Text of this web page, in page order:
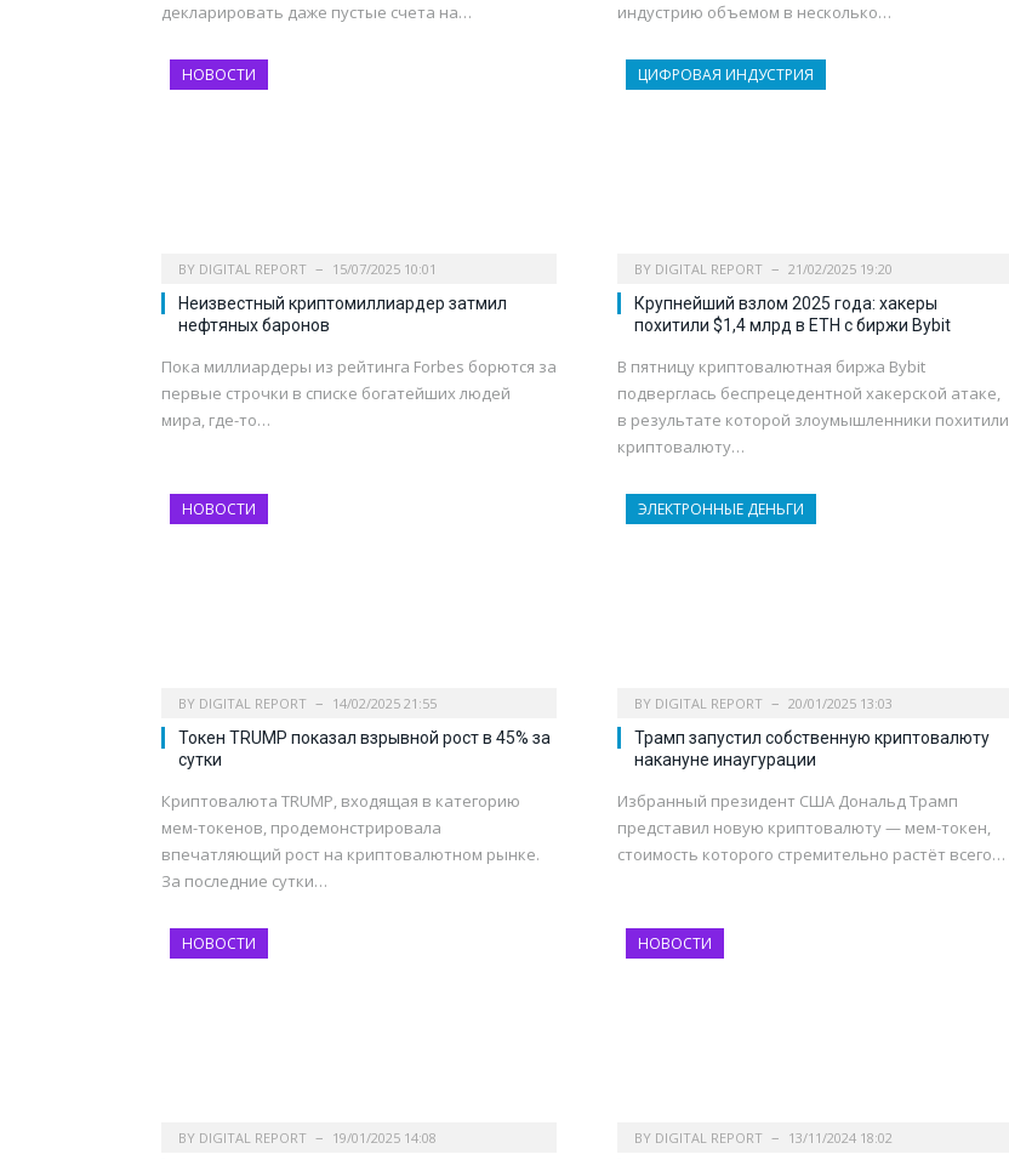
декларировать даже пустые счета на…
индустрию объемом в несколько…
НОВОСТИ
BY DIGITAL REPORT 15/07/2025 10:01
Неизвестный криптомиллиардер затмил
нефтяных баронов
Пока миллиардеры из рейтинга Forbes борются за
первые строчки в списке богатейших людей
мира, где-то…
ЦИФРОВАЯ ИНДУСТРИЯ
BY DIGITAL REPORT 21/02/2025 19:20
Крупнейший взлом 2025 года: хакеры
похитили $1,4 млрд в ETH с биржи Bybit
В пятницу криптовалютная биржа Bybit
подверглась беспрецедентной хакерской атаке,
в результате которой злоумышленники похитили
криптовалюту…
НОВОСТИ
BY DIGITAL REPORT 14/02/2025 21:55
Токен TRUMP показал взрывной рост в 45% за
сутки
Криптовалюта TRUMP, входящая в категорию
мем-токенов, продемонстрировала
впечатляющий рост на криптовалютном рынке.
За последние сутки…
ЭЛЕКТРОННЫЕ ДЕНЬГИ
BY DIGITAL REPORT 20/01/2025 13:03
Трамп запустил собственную криптовалюту
накануне инаугурации
Избранный президент США Дональд Трамп
представил новую криптовалюту — мем-токен,
стоимость которого стремительно растёт всего…
НОВОСТИ
BY DIGITAL REPORT 19/01/2025 14:08
НОВОСТИ
BY DIGITAL REPORT 13/11/2024 18:02